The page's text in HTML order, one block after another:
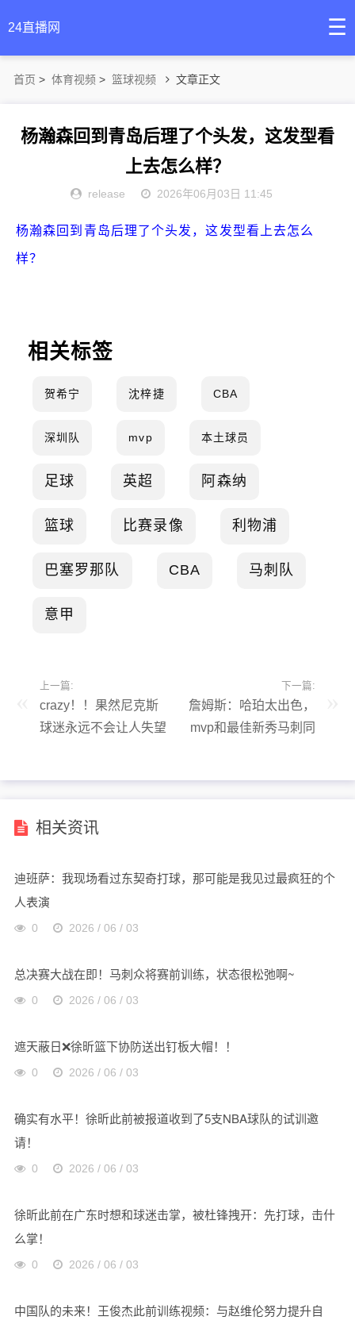
24直播网 ☰
首页 > 体育视频 > 篮球视频 文章正文
杨瀚森回到青岛后理了个头发，这发型看
上去怎么样？
release 2026年06月03日 11:45
杨瀚森回到青岛后理了个头发，这发型看上去怎么
样？
相关标签
贺希宁 沈梓捷 CBA
深圳队 mvp 本土球员
足球 英超 阿森纳
篮球 比赛录像 利物浦
巴塞罗那队 CBA 马刺队
意甲
上一篇:
crazy！！果然尼克斯
球迷永远不会让人失望
下一篇:
詹姆斯：哈珀太出色，
mvp和最佳新秀马刺同
相关资讯
迪班萨：我现场看过东契奇打球，那可能是我见过最疯狂的个
人表演
0 2026 / 06 / 03
总决赛大战在即！马刺众将赛前训练，状态很松弛啊~
0 2026 / 06 / 03
遮天蔽日❌️徐昕篮下协防送出钉板大帽！！
0 2026 / 06 / 03
确实有水平！徐昕此前被报道收到了5支NBA球队的试训邀
请！
0 2026 / 06 / 03
徐昕此前在广东时想和球迷击掌，被杜锋拽开：先打球，击什
么掌！
0 2026 / 06 / 03
中国队的未来！王俊杰此前训练视频：与赵维伦努力提升自